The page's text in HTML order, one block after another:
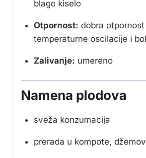
blago kiselo
Otpornost: dobra otpornost
temperaturne oscilacije i
Zalivanje: umereno
Namena plodova
sveža konzumacija
prerada u kompote,